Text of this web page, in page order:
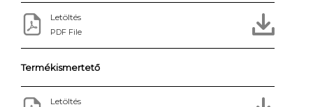
Letöltés
PDF File
Termékismertető
Letöltés